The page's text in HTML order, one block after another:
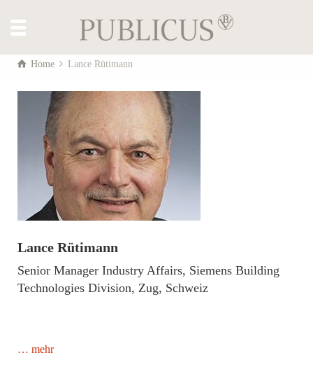
Home Lance Rütimann
Lance Rütimann
Senior Manager Industry Affairs, Siemens Building
Technologies Division, Zug, Schweiz
… mehr